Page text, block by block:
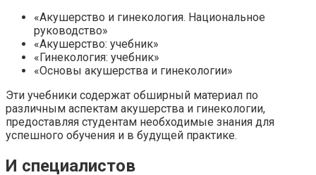
«Акушерство и гинекология. Национальное
руководство»
«Акушерство: учебник»
«Гинекология: учебник»
«Основы акушерства и гинекологии»
Эти учебники содержат обширный материал по
различным аспектам акушерства и гинекологии,
предоставляя студентам необходимые знания для
успешного обучения и в будущей практике.
И специалистов